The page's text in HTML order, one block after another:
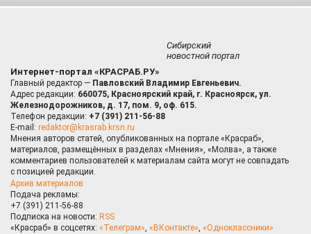
Сибирский
новостной портал
Интернет-портал «КРАСРАБ.РУ»
Главный редактор — Павловский Владимир Евгеньевич.
Адрес редакции: 660075, Красноярский край, г. Красноярск, ул.
Железнодорожников, д. 17, пом. 9, оф. 615.
Телефон редакции: +7 (391) 211-56-88
E-mail: redaktor@krasrab.krsn.ru
Мнения авторов статей, опубликованных на портале «Красраб»,
материалов, размещённых в разделах «Мнения», «Молва», а также
комментариев пользователей к материалам сайта могут не совпадать
с позицией редакции.
Архив материалов
Подача рекламы:
+7 (391) 211-56-88
Подписка на новости: RSS
«Красраб» в соцсетях: «Телеграм», «ВКонтакте», «Одноклассники»